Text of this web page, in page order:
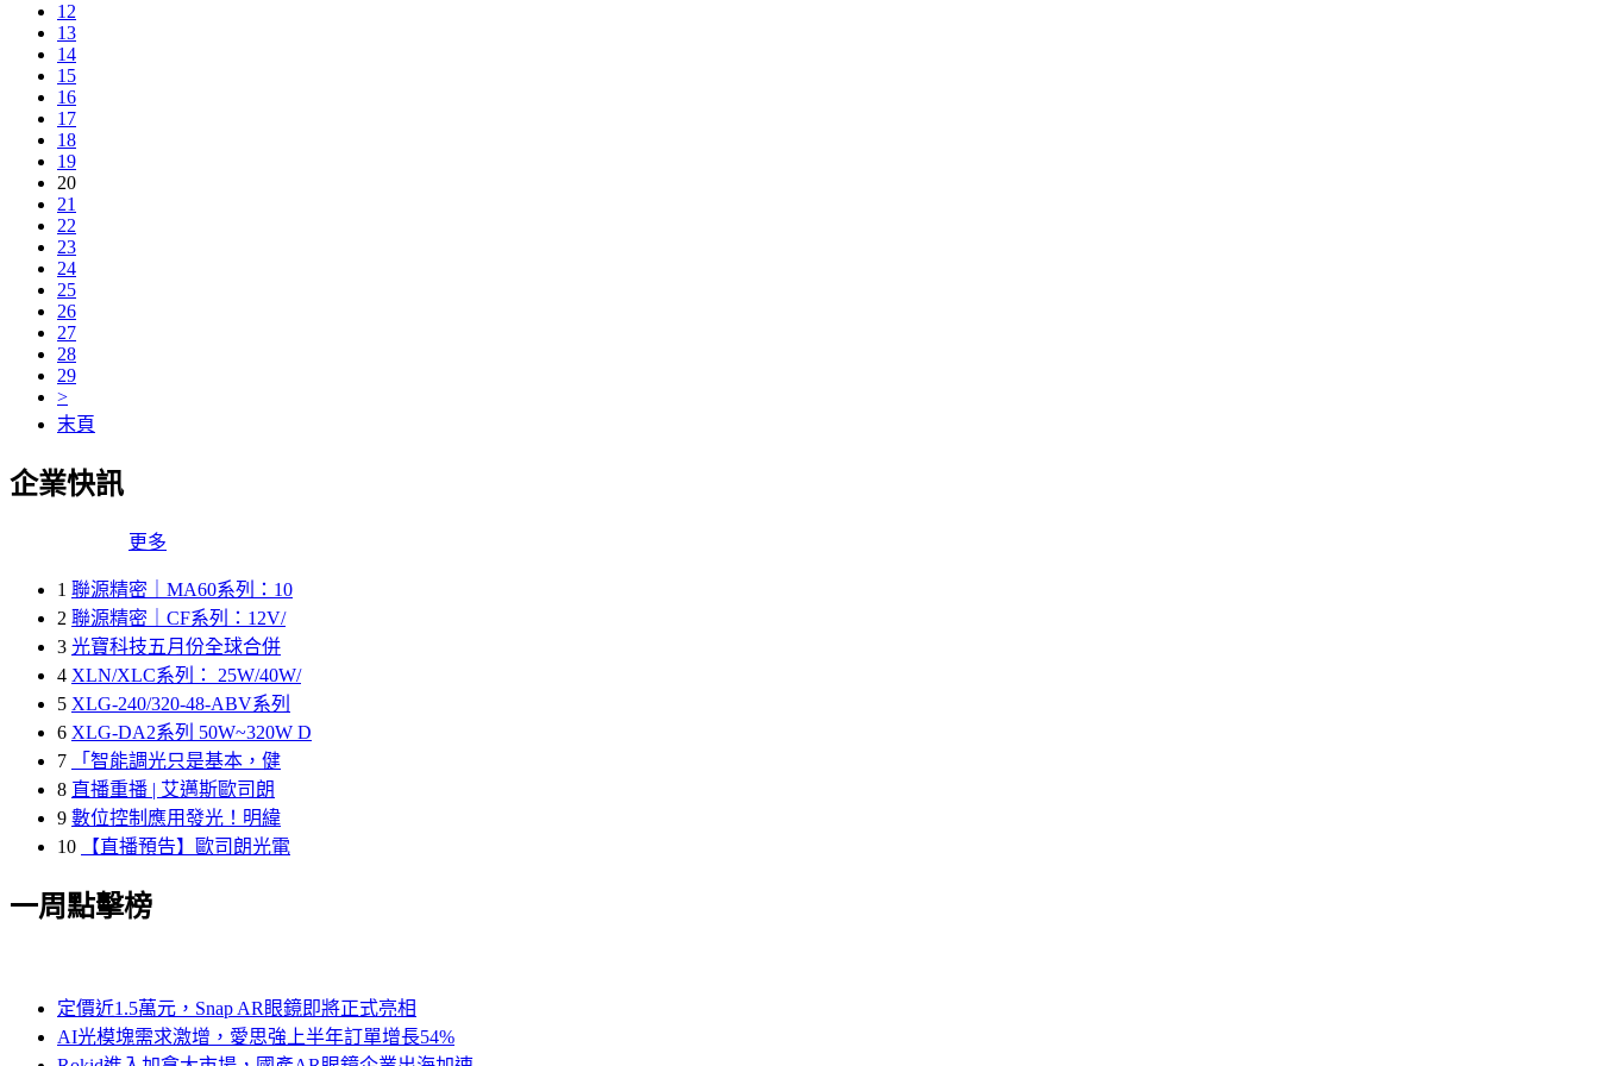
12
13
14
15
16
17
18
19
20
21
22
23
24
25
26
27
28
29
>
末頁
企業快訊
更多
1 聯源精密｜MA60系列：10
2 聯源精密｜CF系列：12V/
3 光寶科技五月份全球合併
4 XLN/XLC系列： 25W/40W/
5 XLG-240/320-48-ABV系列
6 XLG-DA2系列 50W~320W D
7
「智能調光只是基本，健
8 直播重播 | 艾邁斯歐司朗
9 數位控制應用發光！明緯
10
【直播預告】歐司朗光電
一周點擊榜
定價近1.5萬元，Snap AR眼鏡即將正式亮相
AI光模塊需求激增，愛思強上半年訂單增長54%